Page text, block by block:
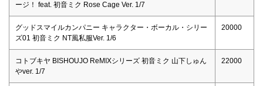
ージ！ feat. 初音ミク Rose Cage Ver. 1/7
グッドスマイルカンパニー キャラクター・ボーカル・シリー
ズ01 初音ミク NT風私服Ver. 1/6
20000
コトブキヤ BISHOUJO ReMIXシリーズ 初音ミク 山下しゅん
やver. 1/7
22000